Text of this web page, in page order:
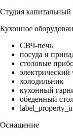
Студия капитальный
Кухонное
СВЧ-печь
посуда и
столовые
электрический
холодильник
кухонный
обеденный
Оснащение